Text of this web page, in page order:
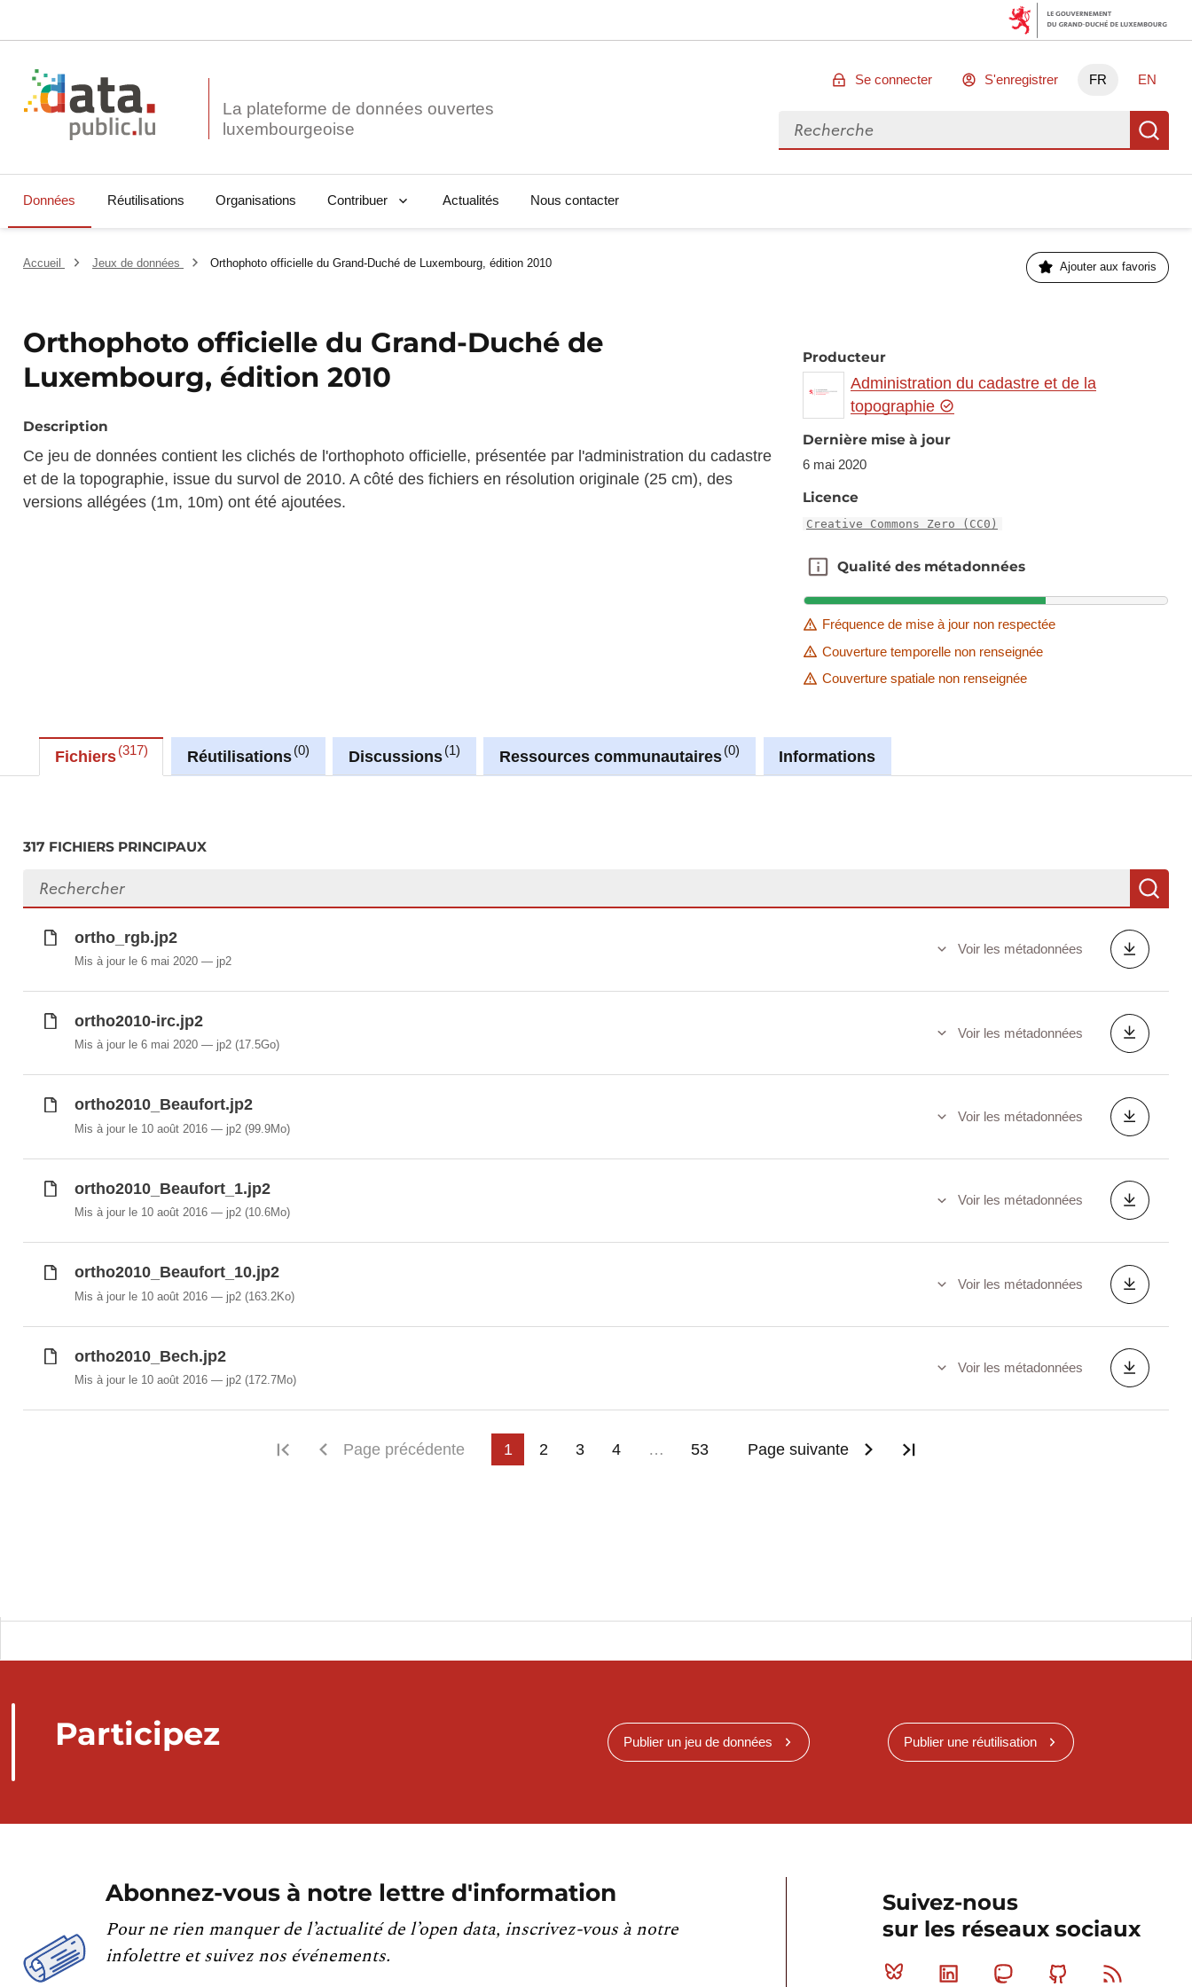
La plateforme de données ouvertes
Se connecter S'enregistrer FR EN
Rechercher des données
Données Réutilisations Organisations Contribuer Actualités Nous contacter
Accueil Jeux de données Orthophoto officielle du Grand-Duché de Luxembourg, édition 2010 Ajouter aux favoris
Orthophoto officielle du Grand-Duché de
Luxembourg, édition 2010
Description
Ce jeu de données contient les clichés de l'orthophoto officielle, présentée par l'administration du cadastre
et de la topographie, issue du survol de 2010. A côté des fichiers en résolution originale (25 cm), des
versions allégées (1m, 10m) ont été ajoutées.
Producteur
Administration du cadastre et de la
topographie
Dernière mise à jour
6 mai 2020
Licence
Creative Commons Zero (CC0)
Qualité des métadonnées
Qualité des métadonnées
Fréquence de mise à jour non respectée
Couverture temporelle non renseignée
Couverture spatiale non renseignée
Fichiers 317 Réutilisations 0 Discussions 1 Ressources communautaires 0 Informations
317 FICHIERS PRINCIPAUX
Rechercher des fichiers
ortho_rgb.jp2
Mis à jour le 6 mai 2020 jp2
Voir les métadonnées
ortho2010-irc.jp2
Mis à jour le 6 mai 2020 jp2(17.5Go)
Voir les métadonnées
ortho2010_Beaufort.jp2
Mis à jour le 10 août 2016 jp2(99.9Mo)
Voir les métadonnées
ortho2010_Beaufort_1.jp2
Mis à jour le 10 août 2016 jp2(10.6Mo)
Voir les métadonnées
ortho2010_Beaufort_10.jp2
Mis à jour le 10 août 2016 jp2(163.2Ko)
Voir les métadonnées
ortho2010_Bech.jp2
Mis à jour le 10 août 2016 jp2(172.7Mo)
Voir les métadonnées
Première page
Page précédente 1 2 3 4 … 53 Page suivante
Participez Publier un jeu de données Publier une réutilisation
Abonnez-vous à notre lettre d'information
Pour ne rien manquer de l’actualité de l’open data, inscrivez-vous à notre
infolettre et suivez nos événements.
Suivez-nous
sur les réseaux sociaux
Bluesky Linkedin MastodonGithub